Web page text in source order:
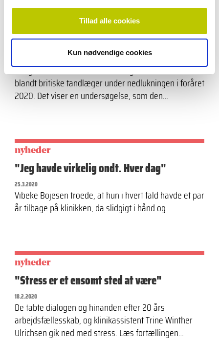
Tillad alle cookies
Kun nødvendige cookies
Britiske tandlæger følte sig mindre
stressede under nedlukningen
Det generelle stressniveau var signifikant mindre
blandt britiske tandlæger under nedlukningen i foråret
2020. Det viser en undersøgelse, som den…
nyheder
"Jeg havde virkelig ondt. Hver dag"
25.3.2020
Vibeke Bojesen troede, at hun i hvert fald havde et par
år tilbage på klinikken, da slidgigt i hånd og…
nyheder
"Stress er et ensomt sted at være"
18.2.2020
De tabte dialogen og hinanden efter 20 års
arbejdsfællesskab, og klinikassistent Trine Winther
Ulrichsen gik ned med stress. Læs fortællingen…